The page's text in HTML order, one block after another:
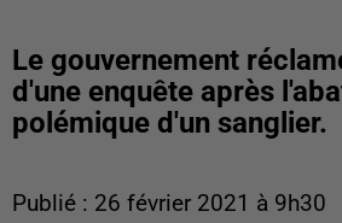
Le gouvernement
d'une enquête après
polémique d'un sanglier.
Publié : 26 février 2021 à 9h30